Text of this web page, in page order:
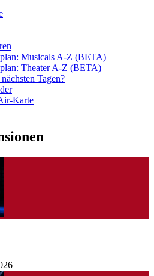
Musicals A-Z (BETA)
Theater A-Z (BETA)
Tagen?
Karte